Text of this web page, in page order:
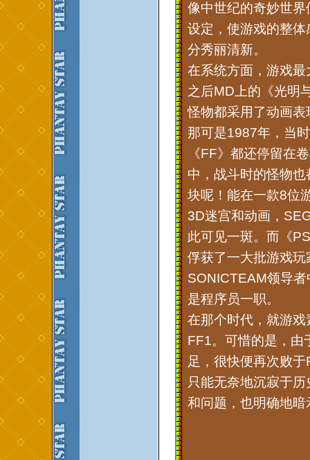
像中世纪的奇妙世
设定，使游戏的整
分秀丽清新。
在系统方面，游戏
之后MD上的《光明
怪物都采用了动画
那可是1987年，当
《FF》都还停留在
中，战斗时的怪物
块呢！能在一款8位
3D迷宫和动画，
此可见一斑。而《
俘获了一大批游戏
SONICTEAM领导
是程序员一职。
在那个时代，就游
FF1。可惜的是，由
足，很快便再次败
只能无奈地沉寂于
和问题，也明确地